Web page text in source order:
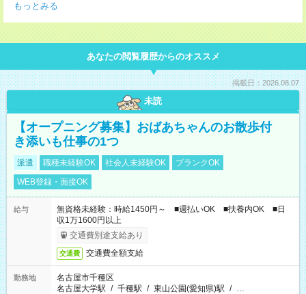
もっとみる
あなたの閲覧履歴からのオススメ
掲載日：2026.08.07
未読
【オープニング募集】おばあちゃんのお散歩付
き添いも仕事の1つ
派遣 職種未経験OK 社会人未経験OK
ブランクOK
WEB登録・面接OK
給与
無資格未経験：時給1450円～ ■週払いOK ■扶養内OK ■日
収1万1600円以上
交通費別途支給あり
交通費 交通費全額支給
勤務地
名古屋市千種区
名古屋大学駅 / 千種駅 / 東山公園(愛知県)駅 / …